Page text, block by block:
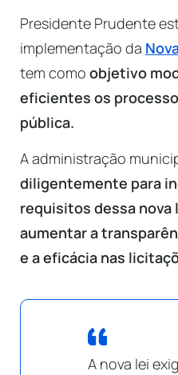
Presidente Prudente
implementação da
tem como objetivo
eficientes os
pública.
A administração
diligentemente para
requisitos dessa nova
aumentar a
e a eficácia nas
A nova lei